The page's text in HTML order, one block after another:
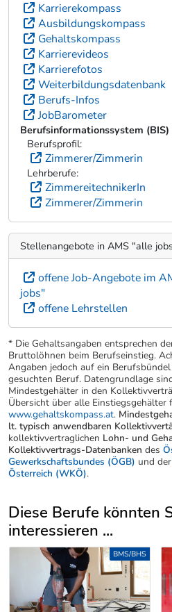
Karrierekompass
Ausbildungskompass
Gehaltskompass
Karrierevideos
Karrierefotos
Weiterbildungsdatenbank
Berufs-Infos
JobBarometer
Berufsinformationssystem (BIS)
Berufsprofil:
Zimmerer/Zimmerin
Lehrberufe:
ZimmereitechnikerIn
Zimmerer/Zimmerin
Stellenangebote in AMS "alle
offene Job-Angebote im
jobs"
offene Lehrstellen
* Die Gehaltsangaben entsprechen
Bruttolöhnen beim Berufseinstieg.
Angaben jedoch auf ein
gesuchten Beruf. Datengrundlage
Mindestgehälter in den
Übersicht über alle Einstiegsgehälter
www.gehaltskompass.at.
lt. typisch anwendbaren
kollektivvertraglichen Lohn- und
Kollektivvertrags-Datenbanken des
Gewerkschaftsbundes (ÖGB) und der
Österreich (WKÖ).
Diese Berufe könnten
interessieren ...
Uber weitere Berufsvorschläge
BMS/BHS